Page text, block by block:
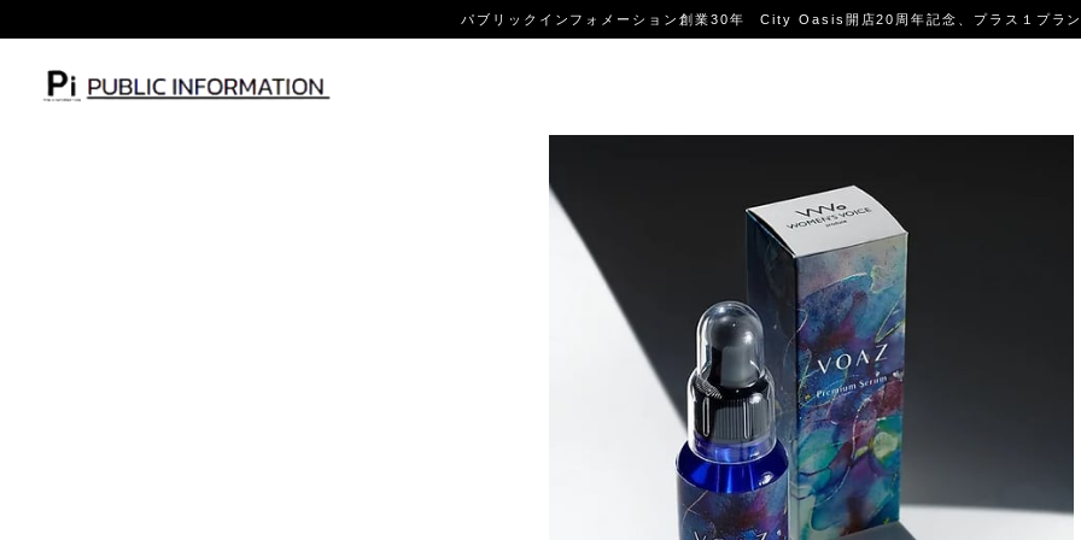
パブリックインフォメーション創業30年 City Oasis開店20周年記念、プラス１プラン